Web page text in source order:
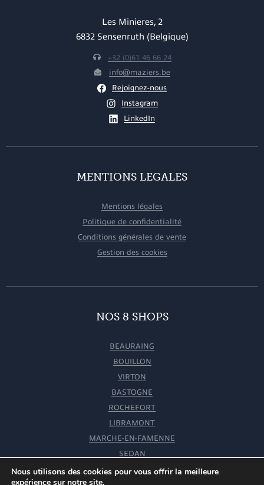
Les Minieres, 2
6832 Sensenruth (Belgique)
+32 (0)61 46 66 24
info@maziers.be
Rejoignez-nous
Instagram
LinkedIn
MENTIONS LEGALES
Mentions légales
Politique de confidentialité
Conditions générales de vente
Gestion des cookies
NOS 8 SHOPS
BEAURAING
BOUILLON
VIRTON
BASTOGNE
ROCHEFORT
LIBRAMONT
MARCHE-EN-FAMENNE
SEDAN
Nous utilisons des cookies pour vous offrir la meilleure
expérience sur notre site.